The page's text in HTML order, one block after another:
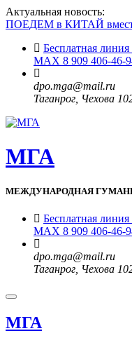
Актуальная новость:
ПОЕДЕМ в КИТАЙ
Бесплатная
MAX 8 909 406-46-
dpo.mga@mail.ru
Таганрог, Чехова
МГА
МЕЖДУНАРОДНАЯ
Бесплатная
MAX 8 909 406-46-
dpo.mga@mail.ru
Таганрог, Чехова
Toggle
МГА